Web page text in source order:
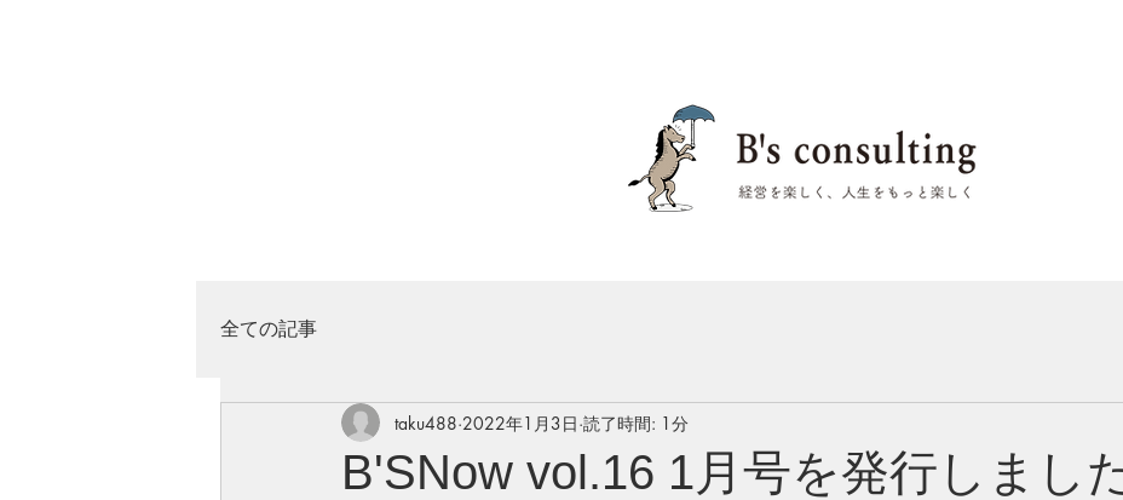
全ての記事
B'SNow vol.16 1月号を発行しまし
taku488 2022年1月3日 読了時間: 1分